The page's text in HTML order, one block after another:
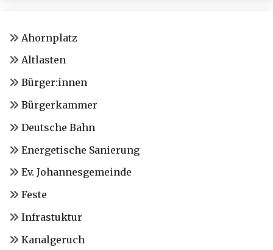
Ahornplatz
Altlasten
Bürger:innen
Bürgerkammer
Deutsche Bahn
Energetische Sanierung
Ev. Johannesgemeinde
Feste
Infrastuktur
Kanalgeruch